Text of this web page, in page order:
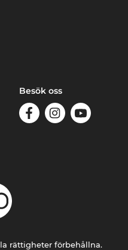
Besök oss
rättigheter förbehållna.